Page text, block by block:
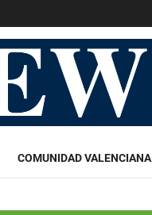
COMUNIDAD VALENCIANA